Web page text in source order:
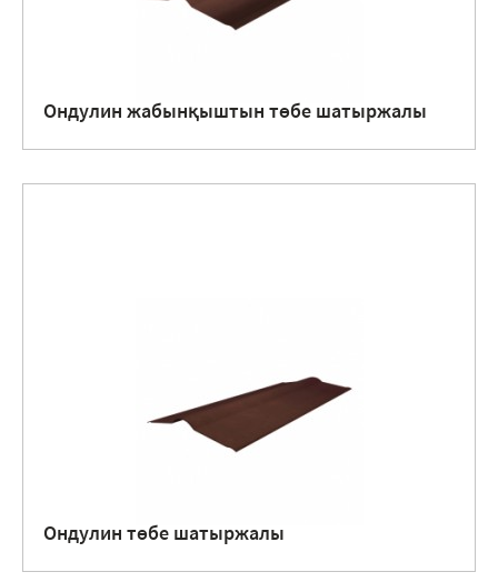
Ондулин жабынқыштын төбе шатыржалы
Ондулин төбе шатыржалы